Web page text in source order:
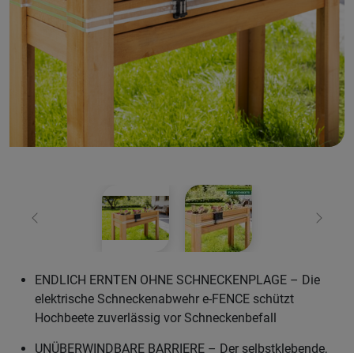
Zurück Weiter
ENDLICH ERNTEN OHNE SCHNECKENPLAGE – Die
elektrische Schneckenabwehr e-FENCE schützt
Hochbeete zuverlässig vor Schneckenbefall
UNÜBERWINDBARE BARRIERE – Der selbstklebende,